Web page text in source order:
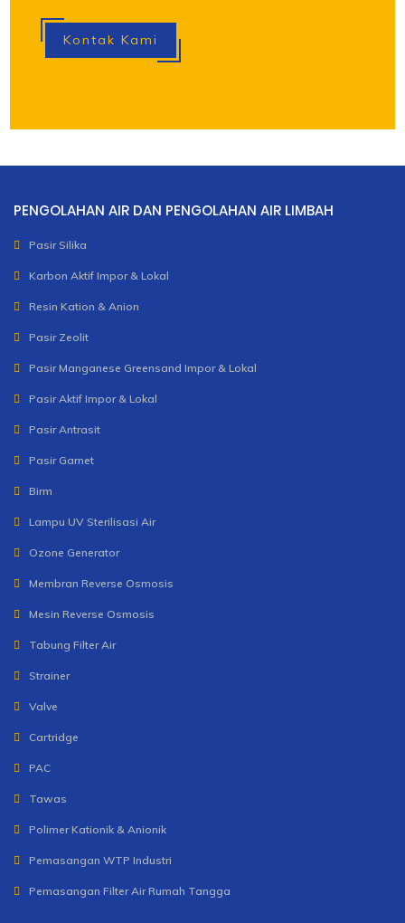
Kontak Kami
PENGOLAHAN AIR DAN PENGOLAHAN AIR LIMBAH
Pasir Silika
Karbon Aktif Impor & Lokal
Resin Kation & Anion
Pasir Zeolit
Pasir Manganese Greensand Impor & Lokal
Pasir Aktif Impor & Lokal
Pasir Antrasit
Pasir Garnet
Birm
Lampu UV Sterilisasi Air
Ozone Generator
Membran Reverse Osmosis
Mesin Reverse Osmosis
Tabung Filter Air
Strainer
Valve
Cartridge
PAC
Tawas
Polimer Kationik & Anionik
Pemasangan WTP Industri
Pemasangan Filter Air Rumah Tangga